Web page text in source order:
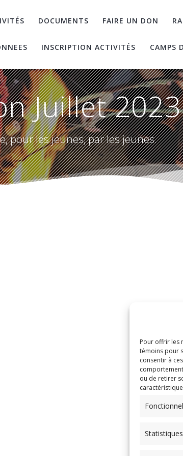
Pour offrir les
témoins pour
consentir à
ou de retirer
Fonctionnel
Statistiques
DOCUMENTS FAIRE UN DON
INSCRIPTION ACTIVITÉS CAMPS
Juillet
pour les jeunes, par les jeunes.